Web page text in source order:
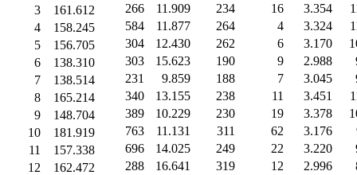
3
161.612
4
158.245
5
156.705
6
138.310
7
138.514
8
165.214
9
148.704
10
181.919
11
157.338
12
162.472
266
584
304
303
231
340
389
763
696
288
11.909
11.877
12.430
15.623
9.859
13.155
10.229
11.131
14.025
16.641
234
264
262
190
188
238
230
311
249
319
16
4
6
9
7
11
19
62
22
12
3.354
3.324
3.170
2.988
3.045
3.451
3.378
3.176
3.220
2.996